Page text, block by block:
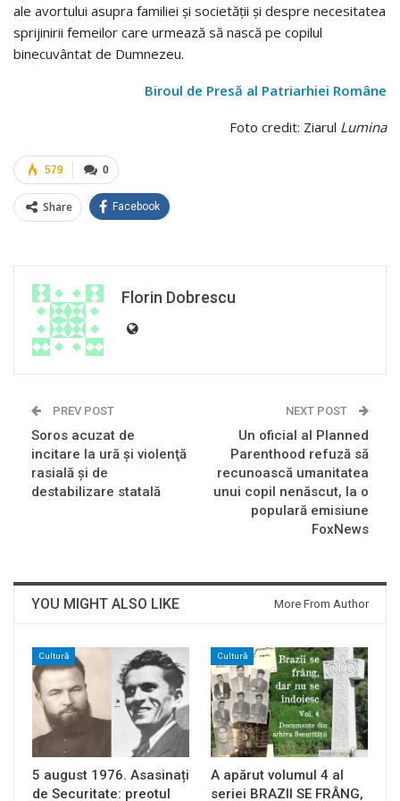
ale avortului asupra familiei și societății și despre necesitatea
sprijinirii femeilor care urmează să nască pe copilul
binecuvântat de Dumnezeu.
Biroul de Presă al Patriarhiei Române
Foto credit: Ziarul Lumina
0
579
Share Facebook
Florin Dobrescu
PREV POST
Soros acuzat de
incitare la ură şi violenţă
rasială şi de
destabilizare statală
NEXT POST
Un oficial al Planned
Parenthood refuză să
recunoască umanitatea
unui copil nenăscut, la o
populară emisiune
FoxNews
YOU MIGHT ALSO LIKE More From Author
Cultură
5 august 1976. Asasinați
de Securitate: preotul
Cultură
A apărut volumul 4 al
seriei BRAZII SE FRÂNG,